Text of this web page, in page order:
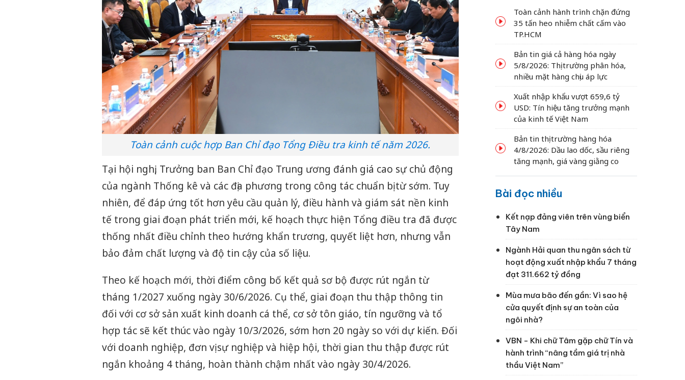
Toàn cảnh cuộc hợp Ban Chỉ đạo Tổng Điều tra kinh tế năm 2026.
Tại hội nghị, Trưởng ban Ban Chỉ đạo Trung ương đánh giá cao sự chủ động
của ngành Thống kê và các địa phương trong công tác chuẩn bị từ sớm. Tuy
nhiên, để đáp ứng tốt hơn yêu cầu quản lý, điều hành và giám sát nền kinh
tế trong giai đoạn phát triển mới, kế hoạch thực hiện Tổng điều tra đã được
thống nhất điều chỉnh theo hướng khẩn trương, quyết liệt hơn, nhưng vẫn
bảo đảm chất lượng và độ tin cậy của số liệu.
Theo kế hoạch mới, thời điểm công bố kết quả sơ bộ được rút ngắn từ
tháng 1/2027 xuống ngày 30/6/2026. Cụ thể, giai đoạn thu thập thông tin
đối với cơ sở sản xuất kinh doanh cá thể, cơ sở tôn giáo, tín ngưỡng và tổ
hợp tác sẽ kết thúc vào ngày 10/3/2026, sớm hơn 20 ngày so với dự kiến. Đối
với doanh nghiệp, đơn vị sự nghiệp và hiệp hội, thời gian thu thập được rút
ngắn khoảng 4 tháng, hoàn thành chậm nhất vào ngày 30/4/2026.
Toàn cảnh hành trình chặn đứng
35 tấn heo nhiễm chất cấm vào
TP.HCM
Bản tin giá cả hàng hóa ngày
5/8/2026: Thị trường phân hóa,
nhiều mặt hàng chịu áp lực
Xuất nhập khẩu vượt 659,6 tỷ
USD: Tín hiệu tăng trưởng mạnh
của kinh tế Việt Nam
Bản tin thị trường hàng hóa
4/8/2026: Dầu lao dốc, sầu riêng
tăng mạnh, giá vàng giằng co
Bài đọc nhiều
Kết nạp đảng viên trên vùng biển
Tây Nam
Ngành Hải quan thu ngân sách từ
hoạt động xuất nhập khẩu 7 tháng
đạt 311.662 tỷ đồng
Mùa mưa bão đến gần: Vì sao hệ
cửa quyết định sự an toàn của
ngôi nhà?
VBN - Khi chữ Tâm gặp chữ Tín và
hành trình “nâng tầm giá trị nhà
thầu Việt Nam”